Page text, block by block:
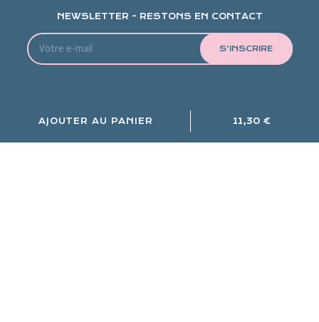
AJOUTER AU PANIER 11,30 €
NEWSLETTER - RESTONS EN CONTACT
S’INSCRIRE
Une question ? Consultez notre
FAQ!
Si vous n’y trouvez pas de réponse, écrivez- nous